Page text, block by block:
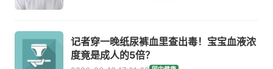
记者穿一晚纸尿裤血里查出毒！宝宝血液浓
度竟是成人的5倍？